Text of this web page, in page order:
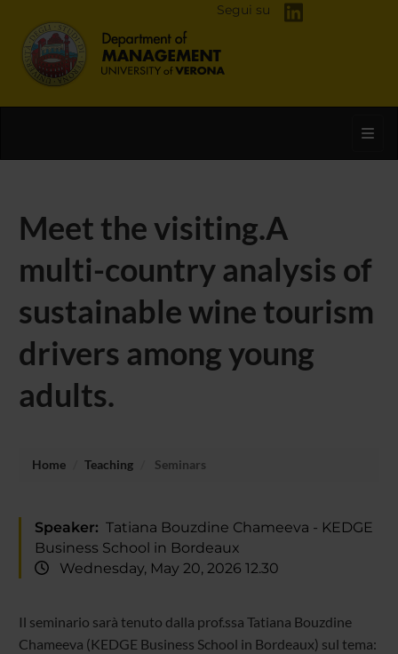
Segui su
Meet the visiting.A
multi-country analysis of
sustainable wine tourism
drivers among young
adults.
Home Teaching Seminars
Speaker: Tatiana Bouzdine Chameeva - KEDGE
Business School in Bordeaux
Wednesday, May 20, 2026 12.30
Il seminario sarà tenuto dalla prof.ssa Tatiana Bouzdine
Chameeva (KEDGE Business School in Bordeaux) sul tema: